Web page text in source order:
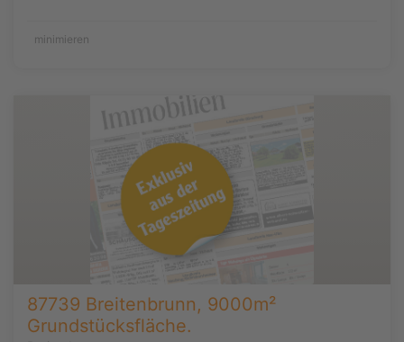
minimieren
87739 Breitenbrunn, 9000m²
Grundstücksfläche.